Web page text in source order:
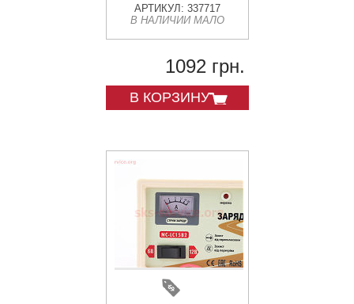
АРТИКУЛ: 337717
В НАЛИЧИИ МАЛО
1092 грн.
В КОРЗИНУ